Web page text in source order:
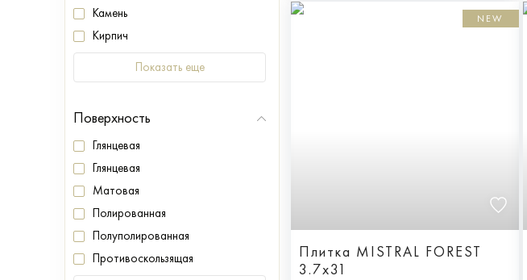
Камень
Кирпич
Показать еще
Поверхность
Глянцевая
Глянцевая
Матовая
Полированная
Полуполированная
Противоскользящая
NEW
Плитка MISTRAL FOREST
3.7x31